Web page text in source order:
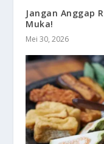
Jangan Anggap
Muka!
Mei 30, 2026